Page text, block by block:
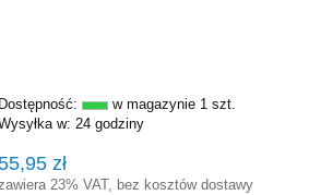
Dostępność:
w magazynie 1 szt.
w: 24 godziny
zł
23% VAT, bez kosztów dostawy